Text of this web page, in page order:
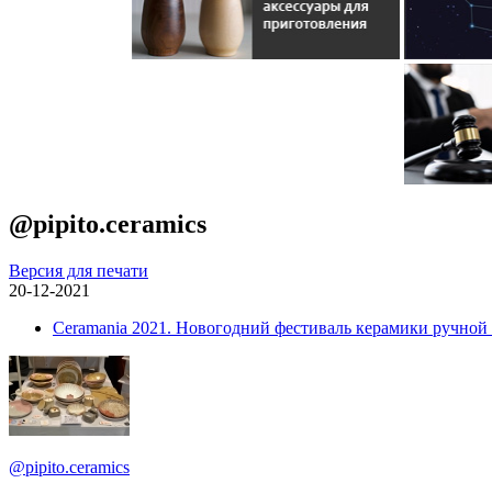
@pipito.ceramics
Версия для печати
20-12-2021
Ceramania 2021. Новогодний фестиваль керамики ручной
@pipito.ceramics